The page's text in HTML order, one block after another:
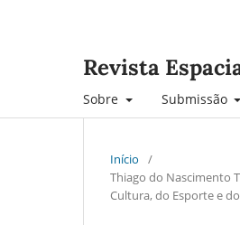
Revista
Sobre Submissão
Início
/
Thiago do Nascimento
Cultura, do Esporte e